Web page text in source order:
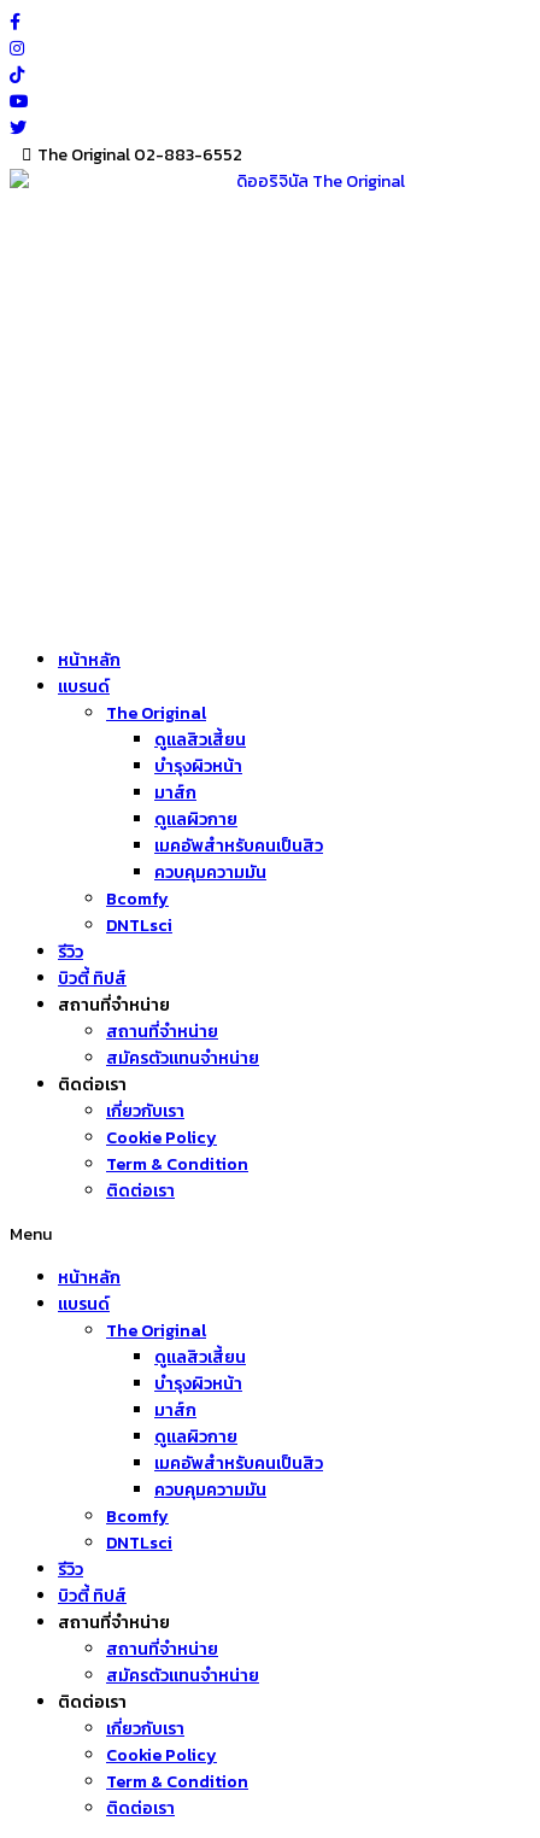
Skip
to
content
The Original 02-883-6552
หน้าหลัก
แบรนด์
The Original
ดูแลสิวเสี้ยน
บำรุงผิวหน้า
มาส์ก
ดูแลผิวกาย
เมคอัพสำหรับคนเป็นสิว
ควบคุมความมัน
Bcomfy
DNTLsci
รีวิว
บิวตี้ ทิปส์
สถานที่จำหน่าย
สถานที่จำหน่าย
สมัครตัวแทนจำหน่าย
ติดต่อเรา
เกี่ยวกับเรา
Cookie Policy
Term & Condition
ติดต่อเรา
Menu
หน้าหลัก
แบรนด์
The Original
ดูแลสิวเสี้ยน
บำรุงผิวหน้า
มาส์ก
ดูแลผิวกาย
เมคอัพสำหรับคนเป็นสิว
ควบคุมความมัน
Bcomfy
DNTLsci
รีวิว
บิวตี้ ทิปส์
สถานที่จำหน่าย
สถานที่จำหน่าย
สมัครตัวแทนจำหน่าย
ติดต่อเรา
เกี่ยวกับเรา
Cookie Policy
Term & Condition
ติดต่อเรา